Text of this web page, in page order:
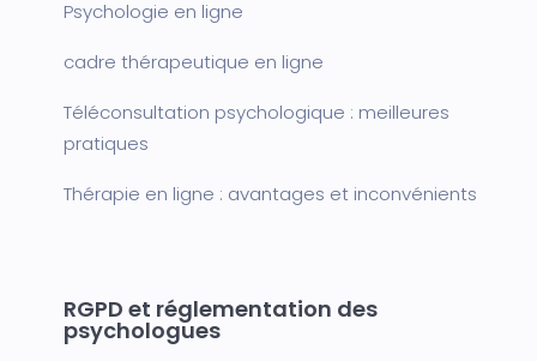
Psychologie en ligne
cadre thérapeutique en ligne
Téléconsultation psychologique : meilleures
pratiques
Thérapie en ligne : avantages et inconvénients
RGPD et réglementation des
psychologues